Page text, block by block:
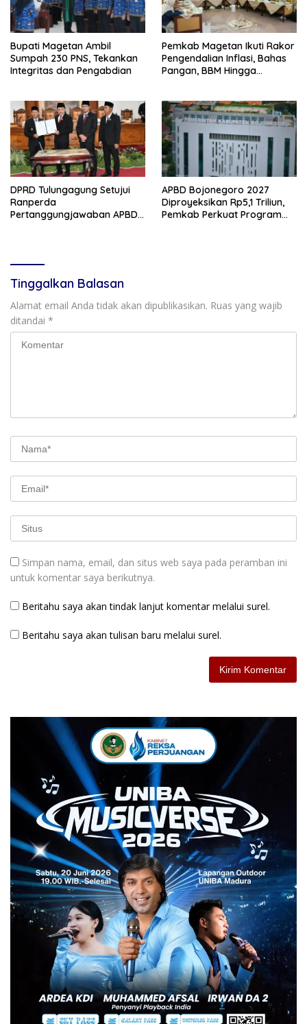
Bupati Magetan Ambil
Sumpah 230 PNS, Tekankan
Integritas dan Pengabdian
Pemkab Magetan Ikuti Rakor
Pengendalian Inflasi, Bahas
Pangan, BBM Hingga
DPRD Tulungagung Setujui
Ranperda
Pertanggungjawaban APBD
APBD Bojonegoro 2027
Diproyeksikan Rp5,1 Triliun,
Pemkab Perkuat Program
Tinggalkan Balasan
Alamat email Anda tidak akan dipublikasikan. Ruas yang wajib
ditandai *
Simpan nama, email, dan situs web saya pada peramban ini
untuk komentar saya berikutnya.
Beritahu saya akan tindak lanjut komentar melalui surel.
Beritahu saya akan tulisan baru melalui surel.